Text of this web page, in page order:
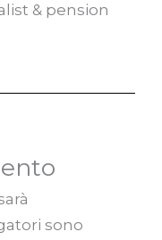
& pension
sono